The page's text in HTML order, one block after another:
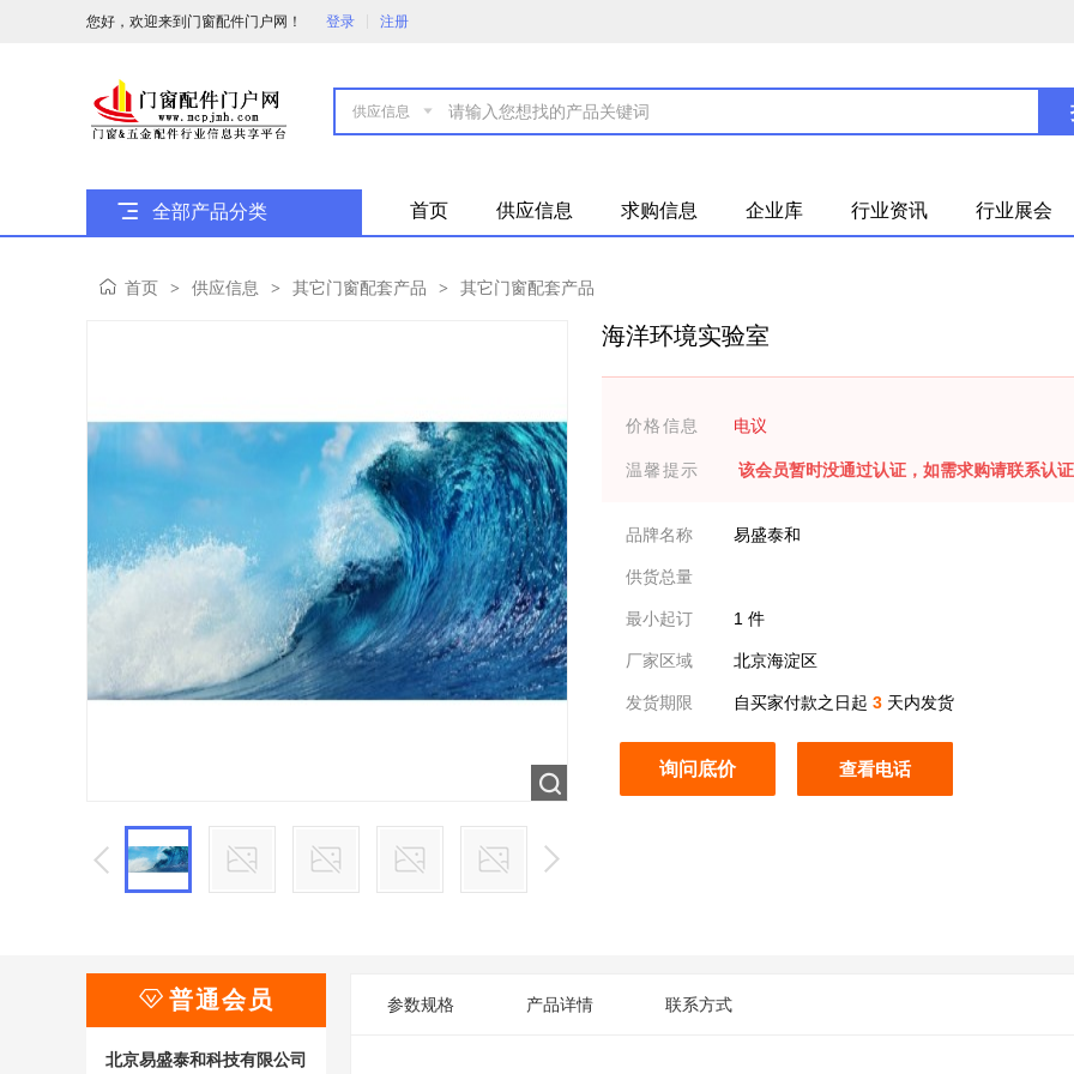
您好，欢迎来到门窗配件门户网！ 登录 注册

全部产品分类 首页 供应信息 求购信息 企业库 行业资讯 行业展会
首页 > 供应信息 > 其它门窗配套产品 > 其它门窗配套产品
海洋环境实验室
价格信息 电议
温馨提示 该会员暂时没通过认证，如需求购请联系认
品牌名称 易盛泰和
供货总量
最小起订 1 件
厂家区域 北京海淀区
发货期限 自买家付款之日起 3 天内发货
询问底价 17792382915
 普通会员
北京易盛泰和科技有限公司
参数规格 产品详情 联系方式